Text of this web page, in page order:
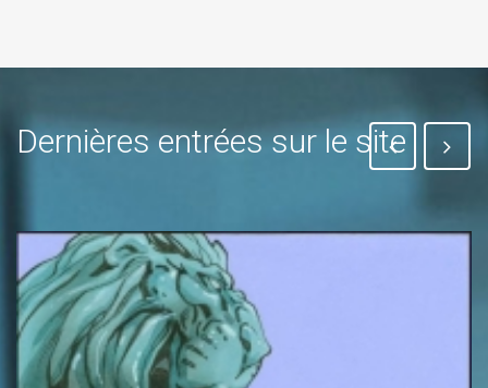
Dernières entrées sur le site